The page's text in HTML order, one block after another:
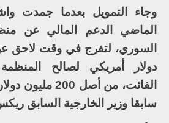
وجاء التمويل بعدما جمدت
الماضي الدعم المالي عن
دولار أمريكي لصالح
الفائت، من أصل
سابقا وزير الخارجية السابق